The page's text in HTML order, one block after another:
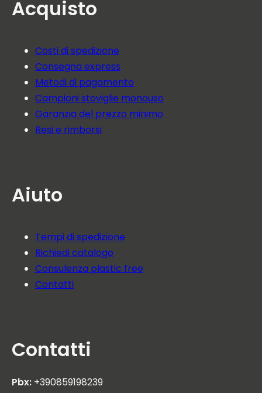
Acquisto
Costi di spedizione
Consegna express
Metodi di pagamento
Campioni stoviglie monouso
Garanzia del prezzo minimo
Resi e rimborsi
Aiuto
Tempi di spedizione
Richiedi catalogo
Consulenza plastic free
Contatti
Contatti
Pbx: +390859198239